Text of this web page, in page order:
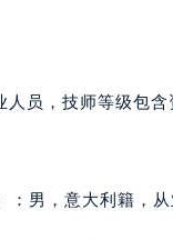
泉区大学西街70
西路16号兰州中
会战大街积家售后
员，技师等级包
男，意大利籍，